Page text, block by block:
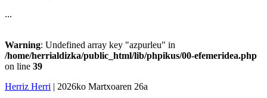
...
Warning: Undefined array key "azpurleu" in
/home/herrialdizka/public_html/lib/phpikus/00-efemeridea.php
on line 39
Herriz Herri | 2026ko Martxoaren 26a